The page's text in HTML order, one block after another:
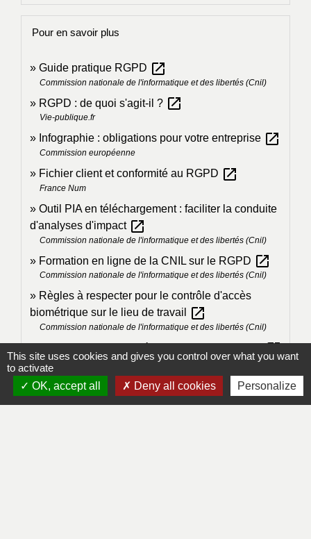
Pour en savoir plus
Guide pratique RGPD open_in_new
Commission nationale de l'informatique et des libertés (Cnil)
RGPD : de quoi s'agit-il ? open_in_new
Vie-publique.fr
Infographie : obligations pour votre entreprise open_in_new
Commission européenne
Fichier client et conformité au RGPD open_in_new
France Num
Outil PIA en téléchargement : faciliter la conduite
d'analyses d'impact open_in_new
Commission nationale de l'informatique et des libertés (Cnil)
Formation en ligne de la CNIL sur le RGPD open_in_new
Commission nationale de l'informatique et des libertés (Cnil)
Règles à respecter pour le contrôle d'accès
biométrique sur le lieu de travail
open_in_new
Commission nationale de l'informatique et des libertés (Cnil)
open_in_new
Commission nationale de l'informatique et des libertés (Cnil)
Signaler une erreur sur cette page
This site uses cookies and gives you control over what you want
to activate
OK, accept all
Deny all cookies Personalize